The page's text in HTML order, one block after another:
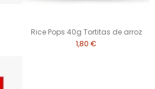
Rice Pops 40g Tortitas de arroz
1,80 €